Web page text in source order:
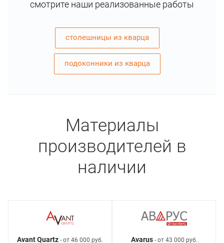
смотрите наши реализованные работы
столешницы из кварца
подоконники из кварца
Материалы
производителей в
наличии
Avant Quartz - от 46 000 руб. Avarus- от 43 000 руб.